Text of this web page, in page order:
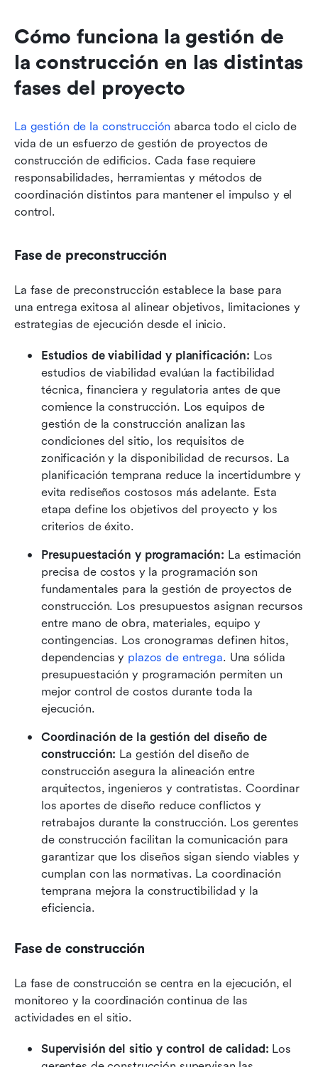
Cómo funciona la gestión de
la construcción en las distintas
fases del proyecto
La gestión de la construcción abarca todo el ciclo de
vida de un esfuerzo de gestión de proyectos de
construcción de edificios. Cada fase requiere
responsabilidades, herramientas y métodos de
coordinación distintos para mantener el impulso y el
control.
Fase de preconstrucción
La fase de preconstrucción establece la base para
una entrega exitosa al alinear objetivos, limitaciones y
estrategias de ejecución desde el inicio.
Estudios de viabilidad y planificación: Los
estudios de viabilidad evalúan la factibilidad
técnica, financiera y regulatoria antes de que
comience la construcción. Los equipos de
gestión de la construcción analizan las
condiciones del sitio, los requisitos de
zonificación y la disponibilidad de recursos. La
planificación temprana reduce la incertidumbre y
evita rediseños costosos más adelante. Esta
etapa define los objetivos del proyecto y los
criterios de éxito.
Presupuestación y programación: La estimación
precisa de costos y la programación son
fundamentales para la gestión de proyectos de
construcción. Los presupuestos asignan recursos
entre mano de obra, materiales, equipo y
contingencias. Los cronogramas definen hitos,
dependencias y plazos de entrega. Una sólida
presupuestación y programación permiten un
mejor control de costos durante toda la
ejecución.
Coordinación de la gestión del diseño de
construcción: La gestión del diseño de
construcción asegura la alineación entre
arquitectos, ingenieros y contratistas. Coordinar
los aportes de diseño reduce conflictos y
retrabajos durante la construcción. Los gerentes
de construcción facilitan la comunicación para
garantizar que los diseños sigan siendo viables y
cumplan con las normativas. La coordinación
temprana mejora la constructibilidad y la
eficiencia.
Fase de construcción
La fase de construcción se centra en la ejecución, el
monitoreo y la coordinación continua de las
actividades en el sitio.
Supervisión del sitio y control de calidad: Los